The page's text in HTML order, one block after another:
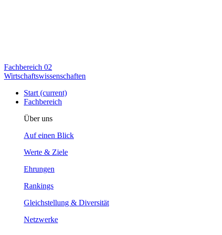
Fachbereich 02
Wirtschaftswissenschaften
Start (current)
Fachbereich
Über uns
Auf einen Blick
Werte & Ziele
Ehrungen
Rankings
Gleichstellung & Diversität
Netzwerke